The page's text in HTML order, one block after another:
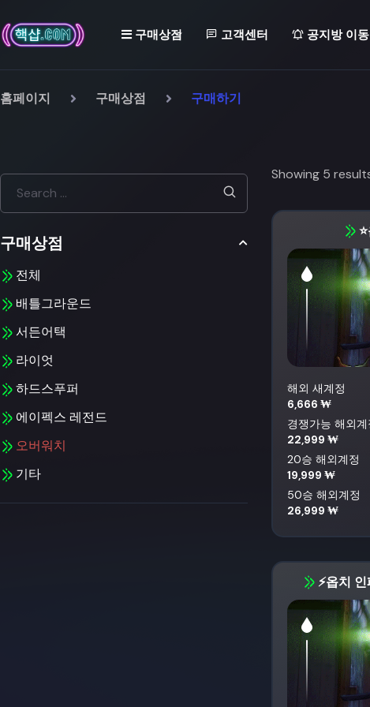
구매상점 고객센터 공지방 이동
홈페이지 구매상점 구매하기
구매상점
전체
배틀그라운드
서든어택
라이엇
하드스푸퍼
에이펙스 레전드
오버워치
기타
Showing 5
해외 새계정
6,666 ₩
경쟁가능 해외계
22,999 ₩
20승 해외계정
19,999 ₩
50승 해외계정
26,999 ₩
⚡옵치